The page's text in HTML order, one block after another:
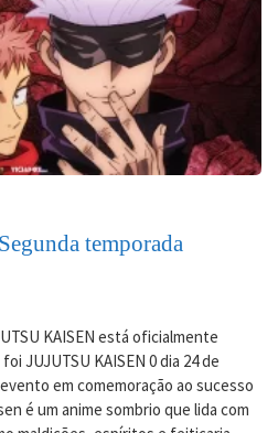
temporada
KAISEN está oficialmente
JUJUTSU KAISEN 0 dia 24 de
em comemoração ao sucesso
é um anime sombrio que lida com